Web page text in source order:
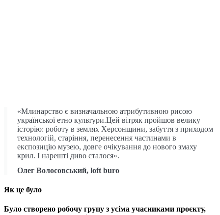
«Млинарство є визначальною атрибутивною рисою
української етно культури.Цей вітряк пройшов велику
історію: роботу в землях Херсонщини, забуття з приходом
технологій, старіння, перенесення частинами в
експозицію музею, довге очікування до нового змаху
крил. І нарешті диво сталося».
Олег Волосовський, loft buro
Як це було
Було створено робочу групу з усіма учасниками проєкту,